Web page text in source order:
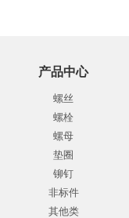
产品中心
螺丝
螺栓
螺母
垫圈
铆钉
非标件
其他类